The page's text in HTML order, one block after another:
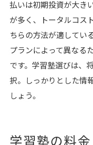
払いは初期投資が大き
が多く、トータルコス
ちらの方法が適してい
プランによって異なる
です。学習塾選びは、
択。しっかりとした情
しょう。
学習塾の料